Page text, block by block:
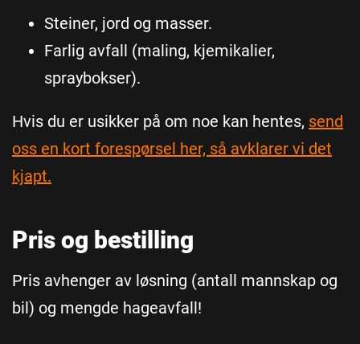
Steiner, jord og masser.
Farlig avfall (maling, kjemikalier,
spraybokser).
Hvis du er usikker på om noe kan hentes, send
oss en kort forespørsel her, så avklarer vi det
kjapt.
Pris og bestilling
Pris avhenger av løsning (antall mannskap og
bil) og mengde hageavfall!